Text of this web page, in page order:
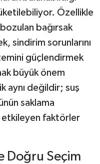
Özellikle
bağırsak
sindirim sorunlarını
güçlendirmek
büyük önem
aynı değildir; suş
saklama
etkileyen faktörler
Doğru Seçim